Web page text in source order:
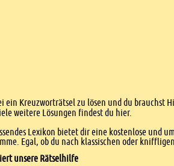
ein Kreuzworträtsel zu lösen und du brauchst
weitere Lösungen findest du hier.
Lexikon bietet dir eine kostenlose und
Egal, ob du nach klassischen oder
unsere Rätselhilfe